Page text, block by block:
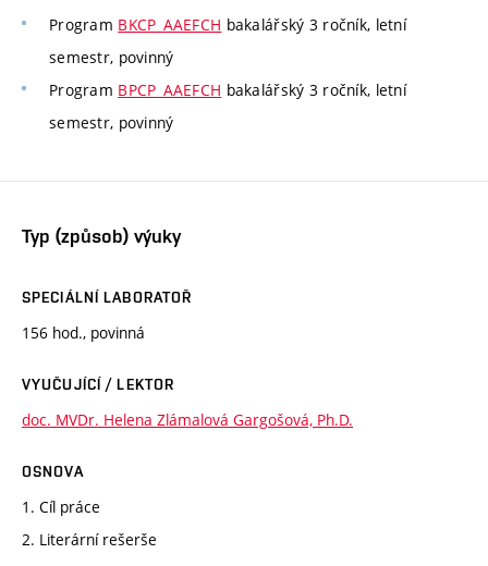
Program BKCP_AAEFCH bakalářský 3 ročník, letní
semestr, povinný
Program BPCP_AAEFCH bakalářský 3 ročník, letní
semestr, povinný
Typ (způsob) výuky
SPECIÁLNÍ LABORATOŘ
156 hod., povinná
VYUČUJÍCÍ / LEKTOR
doc. MVDr. Helena Zlámalová Gargošová, Ph.D.
OSNOVA
1. Cíl práce
2. Literární rešerše